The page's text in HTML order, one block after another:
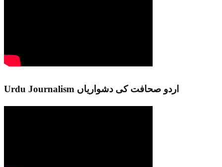
Urdu Journalism اردو صحافت کی دشواریاں